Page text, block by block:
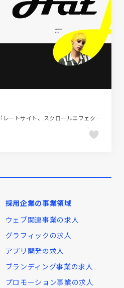
オレンジ系、カラフル、コーポレートサイト、スクロールエフェクト、タイポグラフィー、ダイナミック、デザイン・アート・音楽・文芸、ブラック系 、ホワイト系、モーション多め、大きめ写真、海外サイト
採用企業の事業領域
ウェブ関連事業の求人
グラフィックの求人
アプリ開発の求人
ブランディング事業の求人
プロモーション事業の求人